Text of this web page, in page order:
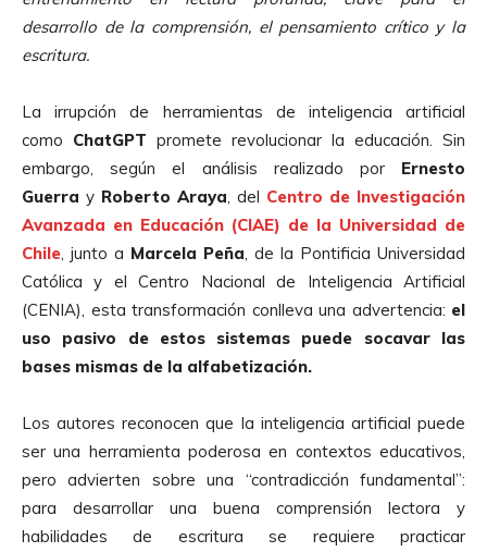
desarrollo de la comprensión, el pensamiento crítico y la
escritura.
La irrupción de herramientas de inteligencia artificial
como ChatGPT promete revolucionar la educación. Sin
embargo, según el análisis realizado porErnesto
Guerra y Roberto Araya , del Centro de Investigación
Avanzada en Educación (CIAE) de la Universidad de
Chile , junto a Marcela Peña , de la Pontificia Universidad
Católica y el Centro Nacional de Inteligencia Artificial
(CENIA), esta transformación conlleva una advertencia: el
uso pasivo de estos sistemas puede socavar las
bases mismas de la alfabetización.
Los autores reconocen que la inteligencia artificial puede
ser una herramienta poderosa en contextos educativos,
pero advierten sobre una “contradicción fundamental”:
para desarrollar una buena comprensión lectora y
habilidades de escritura se requiere practicar